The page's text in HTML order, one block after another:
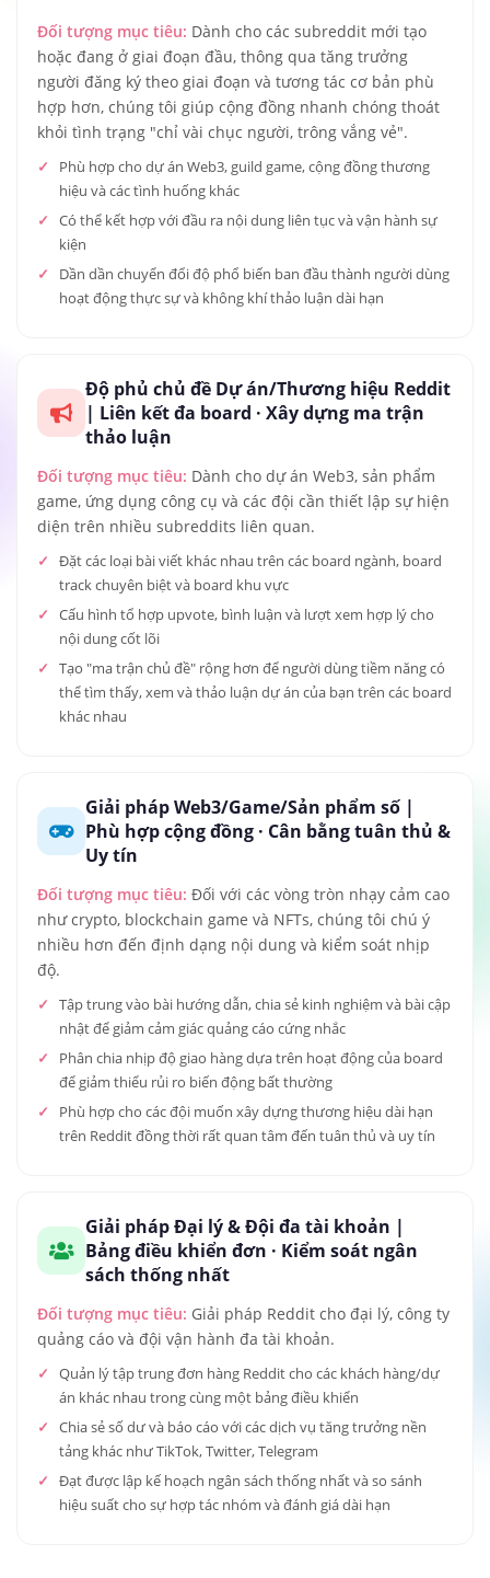
Đối tượng mục tiêu: Dành cho các subreddit mới tạo
hoặc đang ở giai đoạn đầu, thông qua tăng trưởng
người đăng ký theo giai đoạn và tương tác cơ bản phù
hợp hơn, chúng tôi giúp cộng đồng nhanh chóng thoát
khỏi tình trạng "chỉ vài chục người, trông vắng vẻ".
Phù hợp cho dự án Web3, guild game, cộng đồng thương
hiệu và các tình huống khác
Có thể kết hợp với đầu ra nội dung liên tục và vận hành sự
kiện
Dần dần chuyển đổi độ phổ biến ban đầu thành người dùng
hoạt động thực sự và không khí thảo luận dài hạn
Độ phủ chủ đề Dự án/Thương hiệu Reddit
| Liên kết đa board · Xây dựng ma trận
thảo luận
Đối tượng mục tiêu: Dành cho dự án Web3, sản phẩm
game, ứng dụng công cụ và các đội cần thiết lập sự hiện
diện trên nhiều subreddits liên quan.
Đặt các loại bài viết khác nhau trên các board ngành, board
track chuyên biệt và board khu vực
Cấu hình tổ hợp upvote, bình luận và lượt xem hợp lý cho
nội dung cốt lõi
Tạo "ma trận chủ đề" rộng hơn để người dùng tiềm năng có
thể tìm thấy, xem và thảo luận dự án của bạn trên các board
khác nhau
Giải pháp Web3/Game/Sản phẩm số |
Phù hợp cộng đồng · Cân bằng tuân thủ &
Uy tín
Đối tượng mục tiêu: Đối với các vòng tròn nhạy cảm cao
như crypto, blockchain game và NFTs, chúng tôi chú ý
nhiều hơn đến định dạng nội dung và kiểm soát nhịp
độ.
Tập trung vào bài hướng dẫn, chia sẻ kinh nghiệm và bài cập
nhật để giảm cảm giác quảng cáo cứng nhắc
Phân chia nhịp độ giao hàng dựa trên hoạt động của board
để giảm thiểu rủi ro biến động bất thường
Phù hợp cho các đội muốn xây dựng thương hiệu dài hạn
trên Reddit đồng thời rất quan tâm đến tuân thủ và uy tín
Giải pháp Đại lý & Đội đa tài khoản |
Bảng điều khiển đơn · Kiểm soát ngân
sách thống nhất
Đối tượng mục tiêu: Giải pháp Reddit cho đại lý, công ty
quảng cáo và đội vận hành đa tài khoản.
Quản lý tập trung đơn hàng Reddit cho các khách hàng/dự
án khác nhau trong cùng một bảng điều khiển
Chia sẻ số dư và báo cáo với các dịch vụ tăng trưởng nền
tảng khác như TikTok, Twitter, Telegram
Đạt được lập kế hoạch ngân sách thống nhất và so sánh
hiệu suất cho sự hợp tác nhóm và đánh giá dài hạn